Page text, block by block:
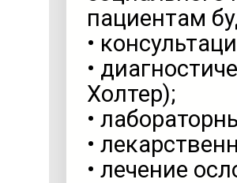
пациентам
•
•
Холтер);
•
•
• лечение